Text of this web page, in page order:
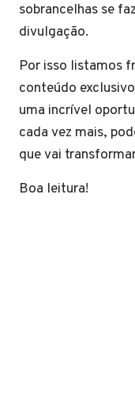
sobrancelhas se
divulgação.
Por isso listamos
conteúdo
uma incrível
cada vez mais,
que vai
Boa leitura!